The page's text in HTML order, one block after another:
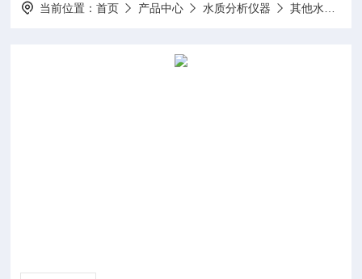
当前位置：首页 产品中心 水质分析仪器 其他水质分析仪及配件